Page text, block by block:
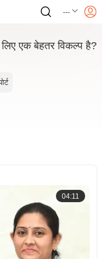
---
एक बेहतर विकल्प है?
04:11